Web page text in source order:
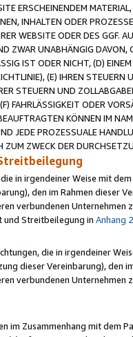
ERSCHEINENDEM
INHALTEN ODER
WEBSITE ODER DES GGF.
ZWAR UNABHÄNGIG
IST ODER NICHT, (D)
(E) IHREN
STEUERN UND
FAHRLÄSSIGKEIT ODER
KÖNNEN IM
JEDE PROZESSUALE
ZUM ZWECK DER
in irgendeiner Weise mit
den im Rahmen dieser
verbundenen
und Streitbeilegung in Anhang 2
die in irgendeiner
dieser Vereinbarung), den
verbundenen
im Zusammenhang mit dem